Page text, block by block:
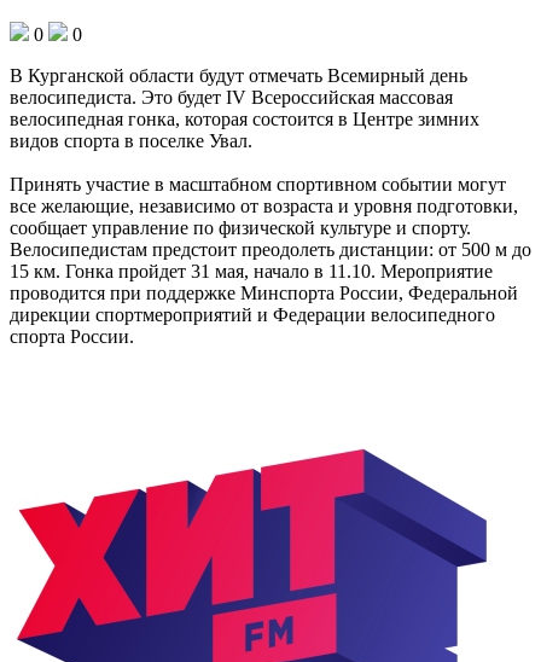
0
0
В Курганской области будут отмечать Всемирный день
велосипедиста. Это будет IV Всероссийская массовая
велосипедная гонка, которая состоится в Центре зимних
видов спорта в поселке Увал.
Принять участие в масштабном спортивном событии могут
все желающие, независимо от возраста и уровня подготовки,
сообщает управление по физической культуре и спорту.
Велосипедистам предстоит преодолеть дистанции: от 500 м до
15 км. Гонка пройдет 31 мая, начало в 11.10. Мероприятие
проводится при поддержке Минспорта России, Федеральной
дирекции спортмероприятий и Федерации велосипедного
спорта России.